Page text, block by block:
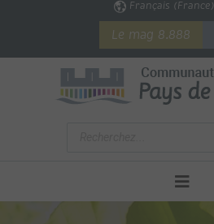
Français (France)
Le mag 8.888